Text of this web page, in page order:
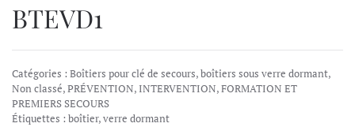
BTEVD1
Catégories : Boîtiers pour clé de secours, boîtiers sous verre dormant,
Non classé,PRÉVENTION, INTERVENTION, FORMATION ET
PREMIERS SECOURS
Étiquettes : boîtier,verre dormant